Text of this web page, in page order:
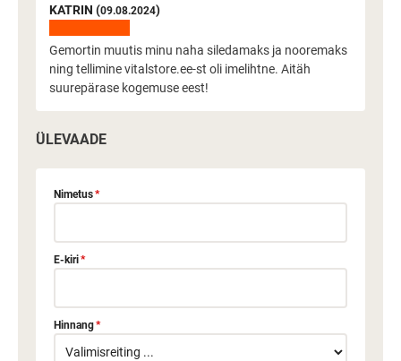
KATRIN (09.08.2024)
Gemortin muutis minu naha siledamaks ja nooremaks
ning tellimine vitalstore.ee-st oli imelihtne. Aitäh
suurepärase kogemuse eest!
ÜLEVAADE
Nimetus*
E-kiri*
Hinnang*